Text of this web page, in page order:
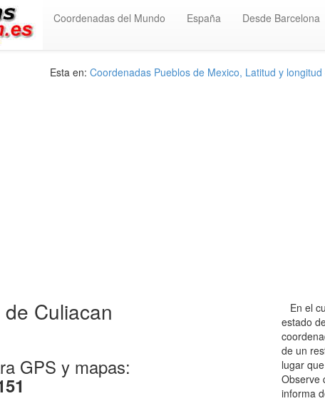
Coordenadas del Mundo España Desde Barcelona
Esta en: Coordenadas Pueblos de Mexico, Latitud y longitud
Culiacan
GPS y mapas:
En el
estado
de un
lugar
Observe
informa